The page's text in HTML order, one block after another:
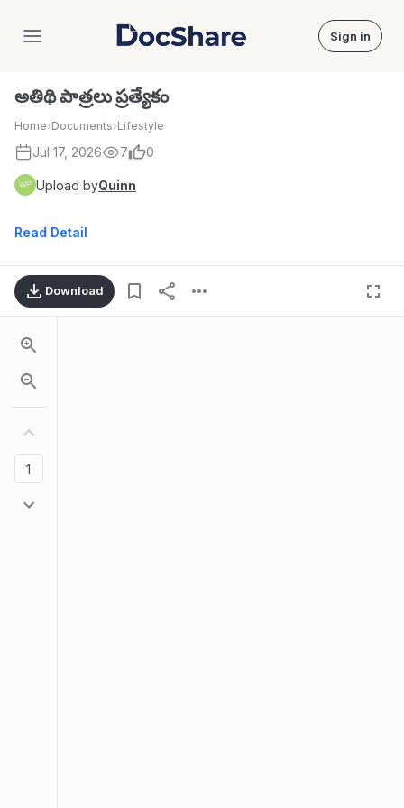
DocShare Sign in
అతిథి పాత్రలు ప్రత్యేకం
Home›Documents›Lifestyle
Jul 17, 2026 7 0
Upload byQuinn
Read Detail
Download